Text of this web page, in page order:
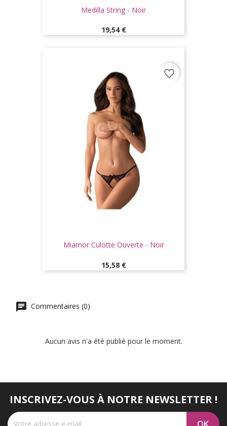
Medilla String - Noir
Prix
19,54 €
Miamor Culotte Ouverte - Noir
Prix
15,58 €
favorite_border
Commentaires (0)
Aucun avis n'a été publié pour le moment.
INSCRIVEZ-VOUS À NOTRE NEWSLETTER !